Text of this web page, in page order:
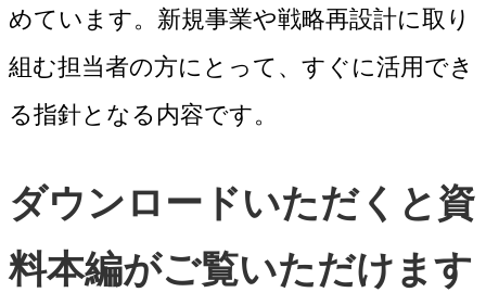
めています。新規事業や戦略再設計に取り
組む担当者の方にとって、すぐに活用でき
る指針となる内容です。
ダウンロードいただくと資
料本編がご覧いただけます